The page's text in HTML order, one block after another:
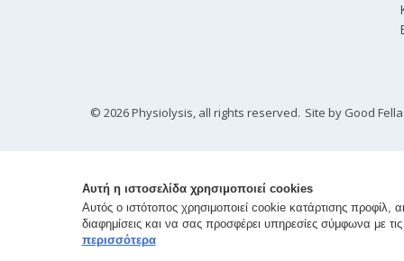
© 2026Physiolysis, all rights reserved. Site by Good
Αυτή η ιστοσελίδα χρησιμοποιεί cookies
Αυτός ο ιστότοπος χρησιμοποιεί cookie κατάρτισης
διαφημίσεις και να σας προσφέρει υπηρεσίες σύμφωνα με
περισσότερα